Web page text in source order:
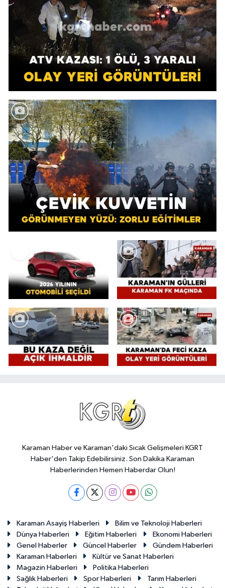
Karaman Haber ve Karaman'daki Sıcak Gelişmeleri KGRT
Haber'den Takip Edebilirsiniz. Son Dakika Karaman
Haberlerinden Hemen Haberdar Olun!
Karaman Asayiş Haberleri
Bilim ve Teknoloji Haberleri
Dünya Haberleri
Eğitim Haberleri
Ekonomi Haberleri
Genel Haberler
Güncel Haberler
Gündem Haberleri
Karaman Haberleri
Kültür ve Sanat Haberleri
Magazin Haberleri
Politika Haberleri
Sağlık Haberleri
Spor Haberleri
Tarım Haberleri